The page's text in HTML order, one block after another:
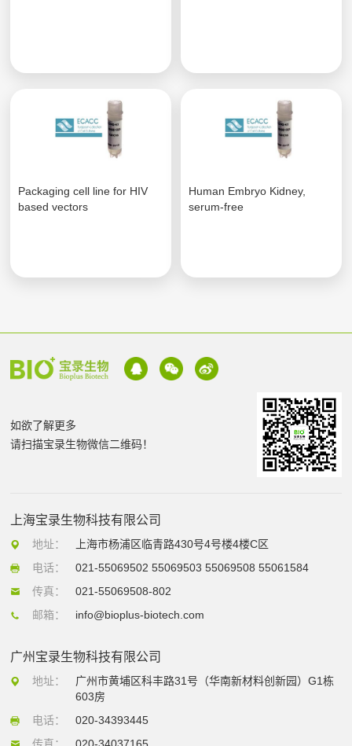
Packaging cell line for HIV
based vectors
Human Embryo Kidney,
serum-free
如欲了解更多
请扫描宝录生物微信二维码！
上海宝录生物科技有限公司
地址：
上海市杨浦区临青路430号4号楼4楼C区
电话：
021-55069502 55069503 55069508 55061584
传真：
021-55069508-802
邮箱：
info@bioplus-biotech.com
广州宝录生物科技有限公司
地址：
广州市黄埔区科丰路31号（华南新材料创新园）G1栋
603房
电话：
020-34393445